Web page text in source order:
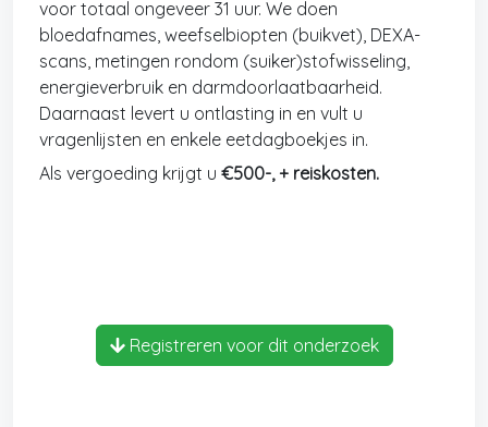
voor totaal ongeveer 31 uur. We doen
bloedafnames, weefselbiopten (buikvet), DEXA-
scans, metingen rondom (suiker)stofwisseling,
energieverbruik en darmdoorlaatbaarheid.
Daarnaast levert u ontlasting in en vult u
vragenlijsten en enkele eetdagboekjes in.
Als vergoeding krijgt u €500-, + reiskosten.
Registreren voor dit onderzoek